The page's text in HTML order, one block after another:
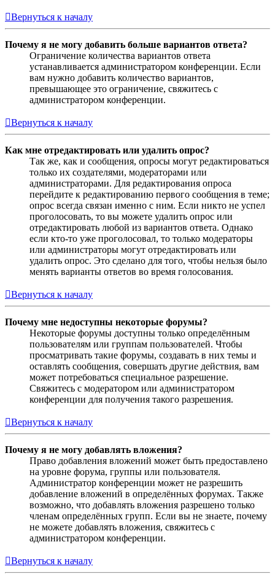
Вернуться к началу
Почему я не могу добавить больше вариантов ответа?
Ограничение количества вариантов ответа
устанавливается администратором конференции. Если
вам нужно добавить количество вариантов,
превышающее это ограничение, свяжитесь с
администратором конференции.
Вернуться к началу
Как мне отредактировать или удалить опрос?
Так же, как и сообщения, опросы могут редактироваться
только их создателями, модераторами или
администраторами. Для редактирования опроса
перейдите к редактированию первого сообщения в теме;
опрос всегда связан именно с ним. Если никто не успел
проголосовать, то вы можете удалить опрос или
отредактировать любой из вариантов ответа. Однако
если кто-то уже проголосовал, то только модераторы
или администраторы могут отредактировать или
удалить опрос. Это сделано для того, чтобы нельзя было
менять варианты ответов во время голосования.
Вернуться к началу
Почему мне недоступны некоторые форумы?
Некоторые форумы доступны только определённым
пользователям или группам пользователей. Чтобы
просматривать такие форумы, создавать в них темы и
оставлять сообщения, совершать другие действия, вам
может потребоваться специальное разрешение.
Свяжитесь с модератором или администратором
конференции для получения такого разрешения.
Вернуться к началу
Почему я не могу добавлять вложения?
Право добавления вложений может быть предоставлено
на уровне форума, группы или пользователя.
Администратор конференции может не разрешить
добавление вложений в определённых форумах. Также
возможно, что добавлять вложения разрешено только
членам определённых групп. Если вы не знаете, почему
не можете добавлять вложения, свяжитесь с
администратором конференции.
Вернуться к началу